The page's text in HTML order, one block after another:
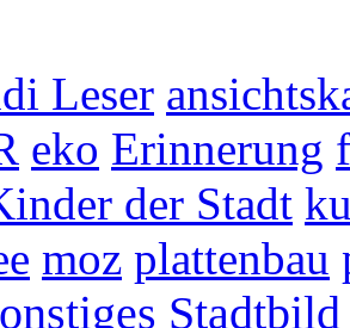
Leser
eko Erinnerung
der Stadt
moz plattenbau
Stadtbild